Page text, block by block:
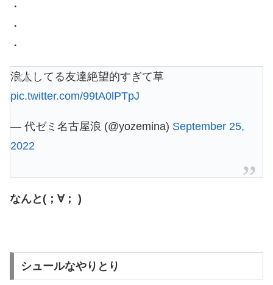
・
・
・
浪人してる友達絶望的すぎて草
pic.twitter.com/99tA0lPTpJ
— 代ゼミ名古屋浪 (@yozemina) September 25,
2022
なんと(；∀； )
シュールなやりとり